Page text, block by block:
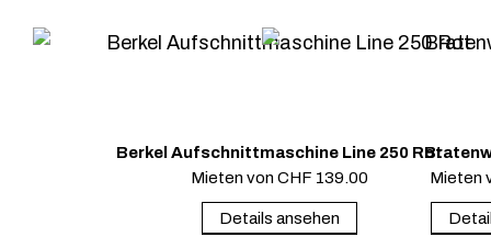
Berkel Aufschnittmaschine Line 250 Rot
Mieten von CHF 139.00
Details ansehen
Mieten